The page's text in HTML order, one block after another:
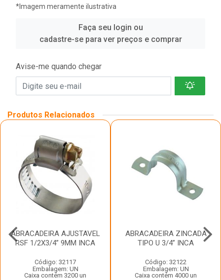
*Imagem meramente ilustrativa
Faça seu login ou
cadastre-se para ver preços e comprar
Avise-me quando chegar
Produtos Relacionados
ABRACADEIRA AJUSTAVEL
RSF 1/2X3/4” 9MM INCA
Código: 32117
Embalagem: UN
Caixa contém 3200 un
ABRACADEIRA ZINCADA
TIPO U 3/4” INCA
Código: 32122
Embalagem: UN
Caixa contém 4000 un